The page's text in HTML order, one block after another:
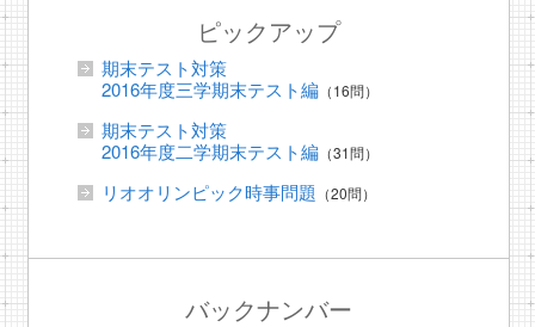
ピックアップ
期末テスト対策
2016年度三学期末テスト編（16問）
期末テスト対策
2016年度二学期末テスト編（31問）
リオオリンピック時事問題 （20問）
バックナンバー